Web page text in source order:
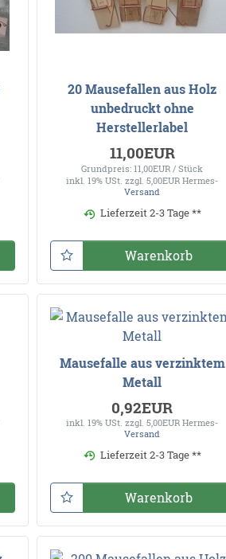
20 Mausefallen aus Holz
unbedruckt ohne
Herstellerlabel
11,00EUR
Grundpreis: 11,00EUR / Stück
inkl. 19% USt. zzgl. 5,00EUR Hermes-
Versand
Lieferzeit 2-3 Tage **
Warenkorb
Mausefalle aus verzinktem
Metall
0,92EUR
inkl. 19% USt. zzgl. 5,00EUR Hermes-
Versand
Lieferzeit 2-3 Tage **
Warenkorb